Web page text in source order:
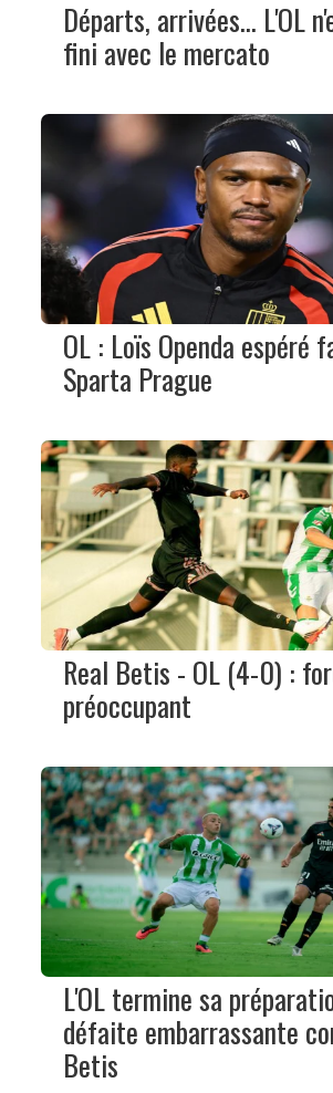
Départs, arrivées... L'OL
fini avec le mercato
OL : Loïs Openda espéré
Sparta Prague
Real Betis - OL (4-0) :
préoccupant
L'OL termine sa
défaite embarrassante
Betis